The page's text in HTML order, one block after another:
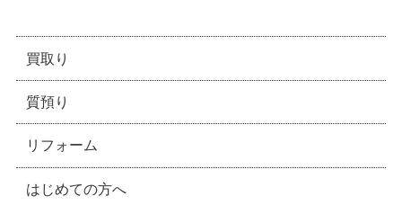
買取り
質預り
リフォーム
はじめての方へ